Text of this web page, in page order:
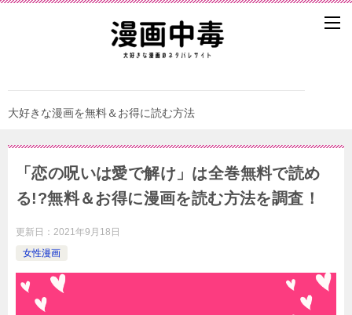
大好きな漫画を無料＆お得に読む方法
「恋の呪いは愛で解け」は全巻無料で読め
る!?無料＆お得に漫画を読む⽅法を調査！
更新日： 2021年9月18日
女性漫画